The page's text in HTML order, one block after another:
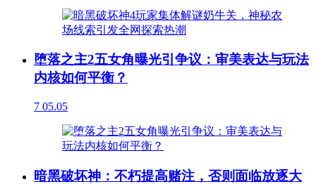
堕落之主2五女角曝光引争议：审美表达与玩法
内核如何平衡？
7 05.05
暗黑破坏神：不朽提高赌注，否则面临放逐大